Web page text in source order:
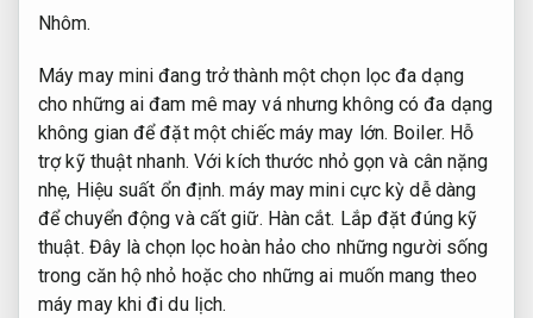
Nhôm.
Máy may mini đang trở thành một chọn lọc đa dạng
cho những ai đam mê may vá nhưng không có đa dạng
không gian để đặt một chiếc máy may lớn. Boiler. Hỗ
trợ kỹ thuật nhanh. Với kích thước nhỏ gọn và cân nặng
nhẹ, Hiệu suất ổn định. máy may mini cực kỳ dễ dàng
để chuyển động và cất giữ. Hàn cắt. Lắp đặt đúng kỹ
thuật. Đây là chọn lọc hoàn hảo cho những người sống
trong căn hộ nhỏ hoặc cho những ai muốn mang theo
máy may khi đi du lịch.